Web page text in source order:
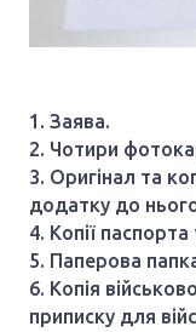
1. Заява.
2. Чотири
3. Оригінал та
додатку до
4. Копії паспорта